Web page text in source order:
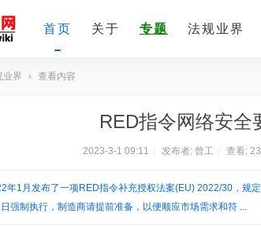
首页 关于 专题 法规业界
业界 › 查看内容
RED指令网络安全
2023-3-1 09:11 发布者: 曾工 查看:
年1月发布了一项RED指令补充授权法案(EU) 2022/30，规
强制执行，制造商请提前准备，以便顺应市场需求和符 ...